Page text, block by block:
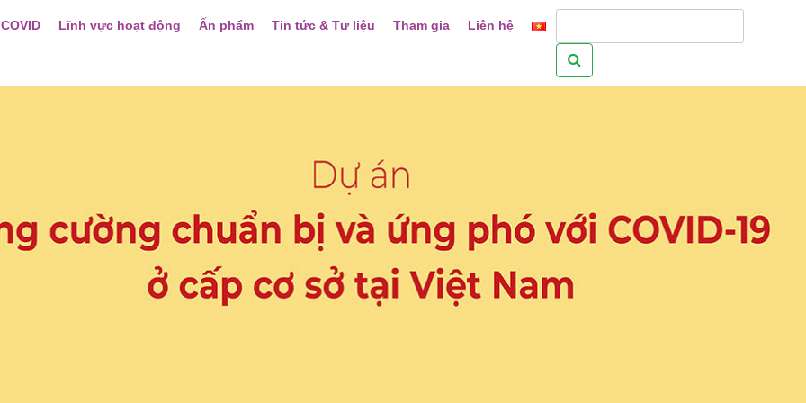
Lĩnh vực hoạt động Ấn phẩm Tin tức & Tư liệu Tham gia Liên hệ